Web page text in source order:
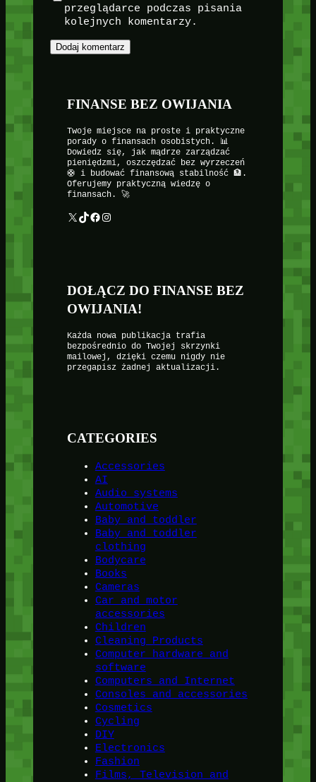
przeglądarce podczas pisania
kolejnych komentarzy.
FINANSE BEZ OWIJANIA
Twoje miejsce na proste i praktyczne
porady o finansach osobistych. 📊
Dowiedz się, jak mądrze zarządzać
pieniędzmi, oszczędzać bez wyrzeczeń
🛟 i budować finansową stabilność 🏦.
Oferujemy praktyczną wiedzę o
finansach. 🚀
X TikTok Facebook Instagram
DOŁĄCZ DO FINANSE BEZ
OWIJANIA!
Każda nowa publikacja trafia
bezpośrednio do Twojej skrzynki
mailowej, dzięki czemu nigdy nie
przegapisz żadnej aktualizacji.
CATEGORIES
Accessories
AI
Audio systems
Automotive
Baby and toddler
Baby and toddler
clothing
Bodycare
Books
Cameras
Car and motor
accessories
Children
Cleaning Products
Computer hardware and
software
Computers and Internet
Consoles and accessories
Cosmetics
Cycling
DIY
Electronics
Fashion
Films, Television and